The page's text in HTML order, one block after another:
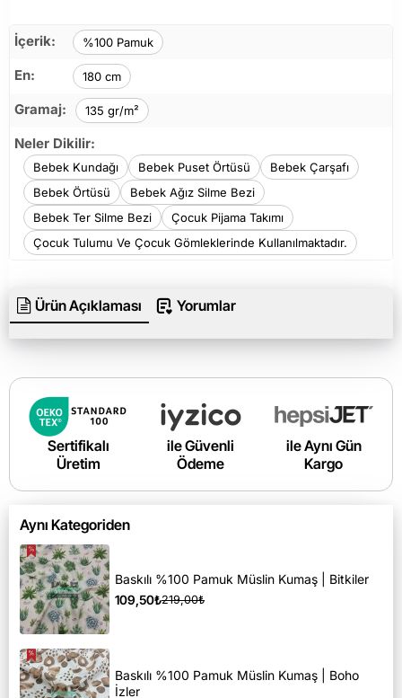
İçerik: %100 Pamuk
En: 180 cm
Gramaj: 135 gr/m²
Neler Dikilir:
Bebek Kundağı Bebek Puset Örtüsü
Bebek Çarşafı
Bebek Örtüsü
Bebek Ağız Silme Bezi
Bebek Ter Silme Bezi
Çocuk Pijama Takımı
Çocuk Tulumu Ve Çocuk Gömleklerinde Kullanılmaktadır.
Ürün Açıklaması Yorumlar
Sertifikalı
Üretim
ile Güvenli
Ödeme
ile Aynı Gün
Kargo
Aynı Kategoriden
Baskılı %100 Pamuk Müslin Kumaş | Bitkiler
109,50₺219,00₺
Baskılı %100 Pamuk Müslin Kumaş | Boho
İzler